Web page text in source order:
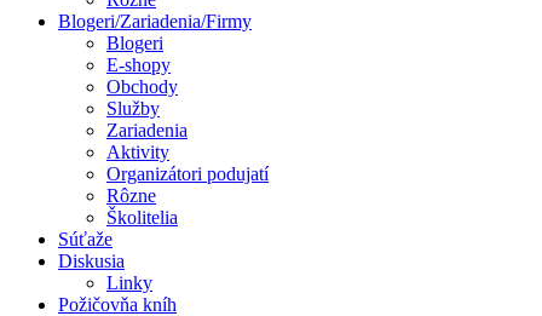
Blogeri/Zariadenia/Firmy
Blogeri
E-shopy
Obchody
Služby
Zariadenia
Aktivity
Organizátori podujatí
Rôzne
Školitelia
Súťaže
Diskusia
Linky
Požičovňa kníh